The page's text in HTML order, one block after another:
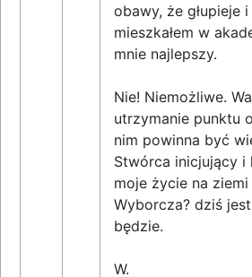
obawy, że głupieje
mieszkałem w
mnie najlepszy.
Nie! Niemożliwe.
utrzymanie punktu
nim powinna być
Stwórca inicjujący i
moje życie na ziemi
Wyborcza? dziś
będzie.
W.